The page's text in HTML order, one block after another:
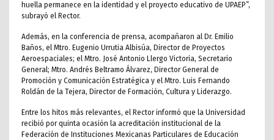
huella permanece en la identidad y el proyecto educativo de UPAEP”,
subrayó el Rector.
Además, en la conferencia de prensa, acompañaron al Dr. Emilio
Baños, el Mtro. Eugenio Urrutia Albisúa, Director de Proyectos
Aeroespaciales; el Mtro. José Antonio Llergo Victoria, Secretario
General; Mtro. Andrés Beltramo Álvarez, Director General de
Promoción y Comunicación Estratégica y el Mtro. Luis Fernando
Roldán de la Tejera, Director de Formación, Cultura y Liderazgo.
Entre los hitos más relevantes, el Rector informó que la Universidad
recibió por quinta ocasión la acreditación institucional de la
Federación de Instituciones Mexicanas Particulares de Educación